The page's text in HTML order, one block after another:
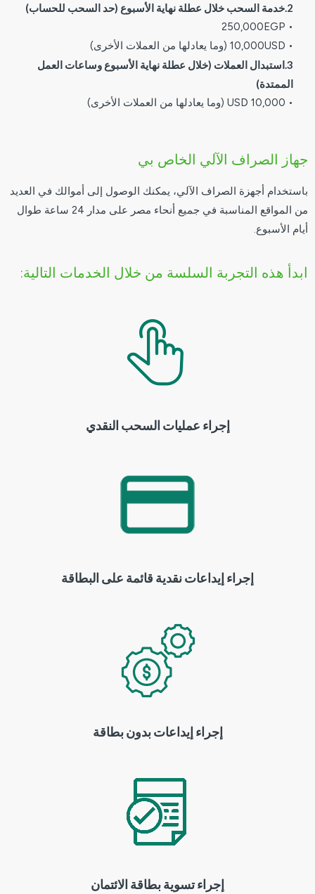
2.خدمة السحب خلال عطلة نهاية الأسبوع (حد السحب للحساب)
• 250,000EGP
• 10,000USD (وما يعادلها من العملات الأخرى)
3.استبدال العملات (خلال عطلة نهاية الأسبوع وساعات العمل
الممتدة)
• 10,000 USD (وما يعادلها من العملات الأخرى)
جهاز الصراف الآلي الخاص بي
باستخدام أجهزة الصراف الآلي، يمكنك الوصول إلى أموالك في العديد
من المواقع المناسبة في جميع أنحاء مصر على مدار 24 ساعة طوال
أيام الأسبوع.
ابدأ هذه التجربة السلسة من خلال الخدمات التالية:
إجراء عمليات السحب النقدي
إجراء إيداعات نقدية قائمة على البطاقة
إجراء إيداعات بدون بطاقة
إجراء تسوية بطاقة الائتمان